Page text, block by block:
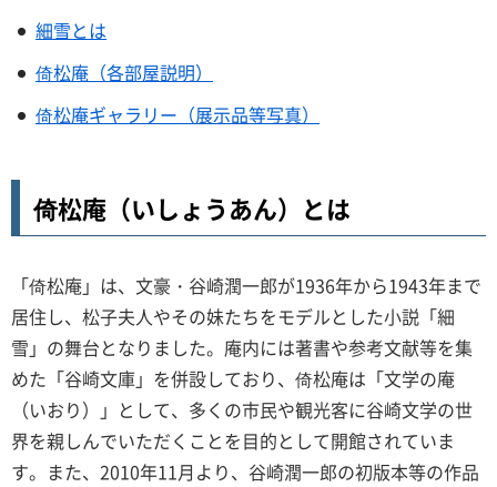
細雪とは
倚松庵（各部屋説明）
倚松庵ギャラリー（展示品等写真）
倚松庵（いしょうあん）とは
「倚松庵」は、文豪・谷崎潤一郎が1936年から1943年まで
居住し、松子夫人やその妹たちをモデルとした小説「細
雪」の舞台となりました。庵内には著書や参考文献等を集
めた「谷崎文庫」を併設しており、倚松庵は「文学の庵
（いおり）」として、多くの市民や観光客に谷崎文学の世
界を親しんでいただくことを目的として開館されていま
す。また、2010年11月より、谷崎潤一郎の初版本等の作品